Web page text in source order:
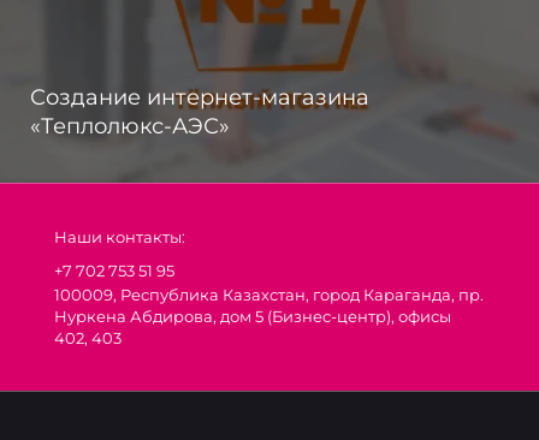
Создание интернет-магазина
«Теплолюкс-АЭС»
Наши контакты:
+7 702 753 51 95
100009, Республика Казахстан, город Караганда, пр.
Нуркена Абдирова, дом 5 (Бизнес-центр), офисы
402, 403